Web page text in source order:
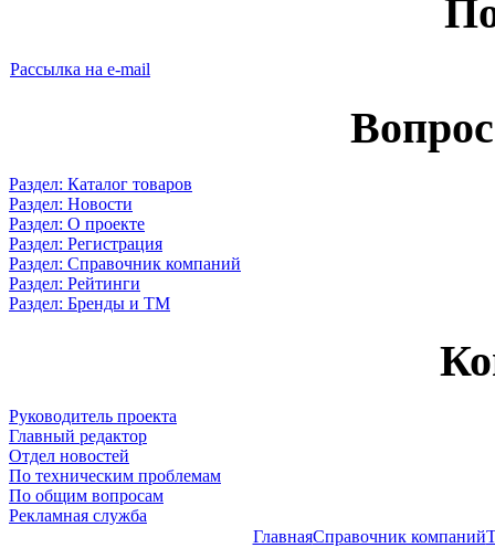
Рассылка на e-mail
Раздел: Каталог товаров
Раздел: Новости
Раздел: О проекте
Раздел: Регистрация
Раздел: Справочник компаний
Раздел: Рейтинги
Раздел: Бренды и ТМ
Руководитель проекта
Главный редактор
Отдел новостей
По техническим проблемам
По общим вопросам
Рекламная служба
ГлавнаяСправочник компаний